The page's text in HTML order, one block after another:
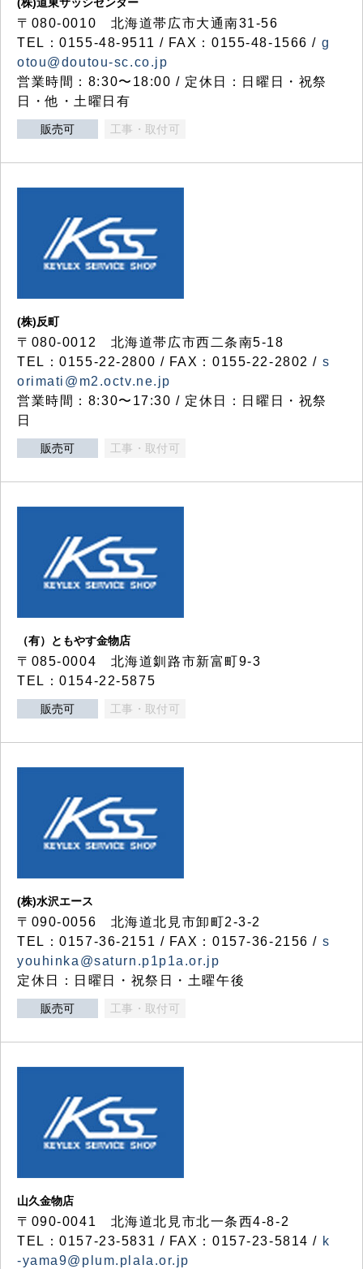
〒080-0010 北海道帯広市大通南31-56
TEL：0155-48-9511 / FAX：0155-48-1566 / g
otou@doutou-sc.co.jp
営業時間：8:30〜18:00 / 定休日：日曜日・祝祭
日・他・土曜日有
販売可 工事・取付可
(株)反町
〒080-0012 北海道帯広市西二条南5-18
TEL：0155-22-2800 / FAX：0155-22-2802 / s
orimati@m2.octv.ne.jp
営業時間：8:30〜17:30 / 定休日：日曜日・祝祭
日
販売可 工事・取付可
（有）ともやす金物店
〒085-0004 北海道釧路市新富町9-3
TEL：0154-22-5875
販売可 工事・取付可
(株)水沢エース
〒090-0056 北海道北見市卸町2-3-2
TEL：0157-36-2151 / FAX：0157-36-2156 / s
youhinka@saturn.p1p1a.or.jp
定休日：日曜日・祝祭日・土曜午後
販売可 工事・取付可
山久金物店
〒090-0041 北海道北見市北一条西4-8-2
TEL：0157-23-5831 / FAX：0157-23-5814 / k
-yama9@plum.plala.or.jp